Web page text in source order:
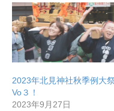
2023年北見神社秋季例大祭
Vo３！
2023年9月27日